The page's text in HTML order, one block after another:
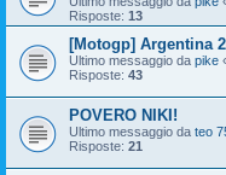
Risposte: 13
[Motogp] Argentina
Ultimo messaggio da pike
Risposte: 43
POVERO NIKI!
Ultimo messaggio da teo
Risposte: 21